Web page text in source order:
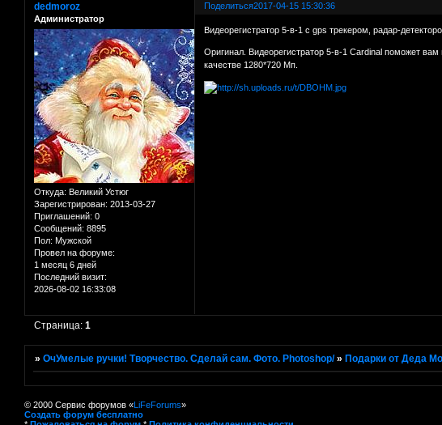
Поделиться2017-04-15 15:30:36
dedmoroz
Администратор
Откуда: Великий Устюг
Зарегистрирован: 2013-03-27
Приглашений: 0
Сообщений: 8895
Пол: Мужской
Провел на форуме:
1 месяц 6 дней
Последний визит:
2026-08-02 16:33:08
Видеорегистратор 5-в-1 с gps трекером, радар-
Оригинал. Видеорегистратор 5-в-1 Cardinal поможет
качестве 1280*720 Мп.
Страница:1
»ОчУмелые ручки! Творчество. Сделай сам. Фото. Photoshop/ » Подарки от Деда
© 2000 Сервис форумов «LiFeForums»
Создать форум бесплатно